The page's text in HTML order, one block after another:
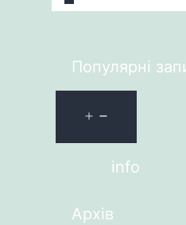
Популярні
info
Архів